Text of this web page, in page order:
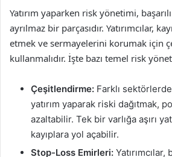
Yatırım yaparken risk yönetimi,
ayrılmaz bir parçasıdır. Yatırımcılar,
etmek ve sermayelerini korumak için
kullanmalıdır. İşte bazı temel risk
Çeşitlendirme: Farklı sektörlerde
yatırım yaparak riski dağıtmak,
azaltabilir. Tek bir varlığa aşırı
kayıplara yol açabilir.
Stop-Loss Emirleri: